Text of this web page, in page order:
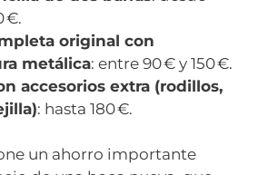
€.
original con
metálica: entre 90 € y 150 €.
accesorios extra (rodillos,
: hasta 180 €.
un ahorro importante